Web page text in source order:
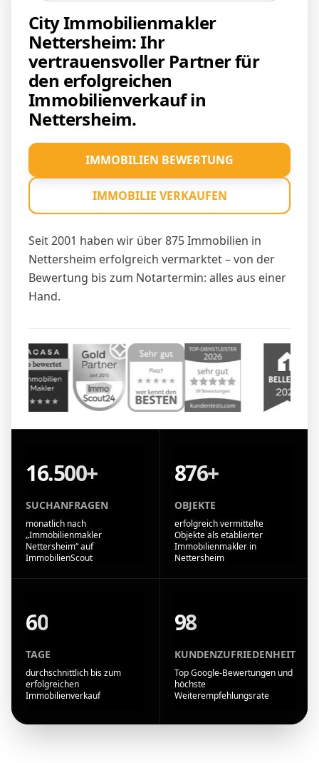
City Immobilienmakler
Nettersheim: Ihr
vertrauensvoller Partner für
den erfolgreichen
Immobilienverkauf in
Nettersheim.
Seit 2001 haben wir über 875 Immobilien in
Nettersheim erfolgreich vermarktet – von der
Bewertung bis zum Notartermin: alles aus einer
Hand.
IMMOBILIEN BEWERTUNG
IMMOBILIE VERKAUFEN
16.500+
SUCHANFRAGEN
monatlich nach
„Immobilienmakler
Nettersheim“ auf
ImmobilienScout
876+
OBJEKTE
erfolgreich vermittelte
Objekte als etablierter
Immobilienmakler in
Nettersheim
60
TAGE
durchschnittlich bis zum
erfolgreichen
Immobilienverkauf
98
KUNDENZUFRIEDENHEIT
Top Google-Bewertungen und
höchste
Weiterempfehlungsrate